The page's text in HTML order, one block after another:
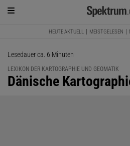
HEUTE AKTUELL MEISTGELESEN
Lesedauer ca. 6 Minuten
LEXIKON DER KARTOGRAPHIE UND GEOMATIK
:
Dänische